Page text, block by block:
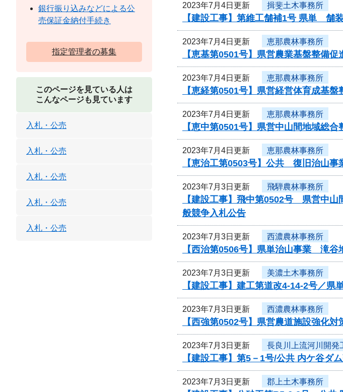
2023年7月4日更新 揖斐土木事務所
【建設工事】第維工舗補1号 県単 舗
2023年7月4日更新 恵那農林事務所
【恵基第0501号】県営農業基盤整備
2023年7月4日更新 恵那農林事務所
【恵経第0501号】県営経営体育成基
2023年7月4日更新 恵那農林事務所
【恵中第0501号】県営中山間地域総
2023年7月4日更新 恵那農林事務所
【恵治工第0503号】公共 復旧治山
2023年7月3日更新 飛騨農林事務所
【建設工事】飛中第0502号 県営中
般競争入札公告
2023年7月3日更新 西濃農林事務所
【西治第0506号】県単治山事業 滝谷
2023年7月3日更新 美濃土木事務所
【建設工事】建工第道改4-14-2号
2023年7月3日更新 西濃農林事務所
【西強第0502号】県営農道施設強化
2023年7月3日更新 長良川上流河川開発
【建設工事】第5－1号/公共 内ケ谷
2023年7月3日更新 郡上土木事務所
銀行振り込みなどによる公
売保証金納付手続き
指定管理者の募集
このページを見ている人は
こんなページも見ています
入札・公売
入札・公売
入札・公売
入札・公売
入札・公売